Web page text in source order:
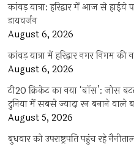
कांवड़ यात्रा: हरिद्वार में आज से
डायवर्जन
August 6, 2026
कांवड़ यात्रा में हरिद्वार नगर निगम
August 6, 2026
टी20 क्रिकेट का नया ‘बॉस’: जोस
दुनिया में सबसे ज्यादा रन बनाने वाले
August 5, 2026
बुधवार को उपराष्ट्रपति पहुंच रहे